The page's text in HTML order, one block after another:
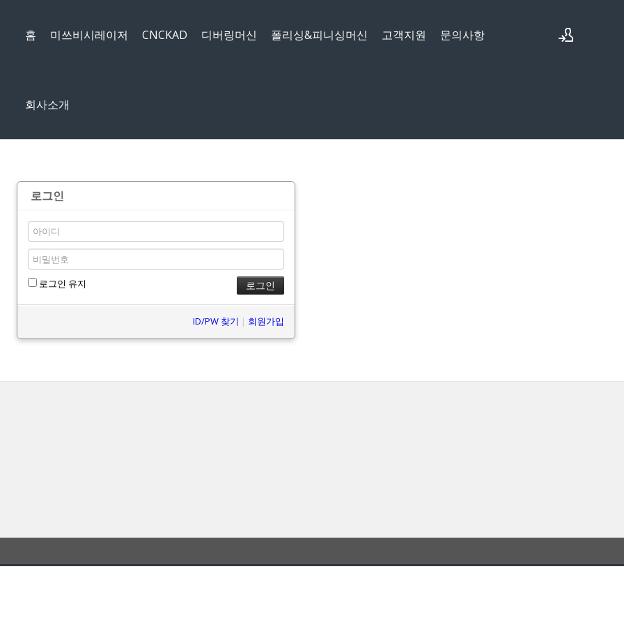
홈 미쓰비시레이저 CNCKAD 디버링머신 폴리싱&피니싱머신 고객지원 문의사항
회사소개
로그인
로그인 유지
ID/PW 찾기 | 회원가입